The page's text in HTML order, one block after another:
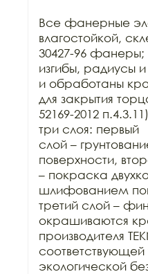
Все фанерные
влагостойкой,
30427-96 фанеры;
изгибы, радиусы
и обработаны
для закрытия
52169-2012
три слоя: первый
слой –
поверхности,
– покраска
шлифованием
третий слой –
окрашиваются
производителя
экологической